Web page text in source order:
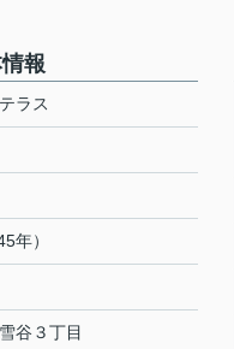
報
ラス
年）
谷 ３丁目